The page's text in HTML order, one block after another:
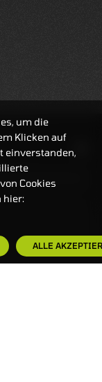
um die
Klicken auf
einverstanden,
Cookies
hier:
ALLE